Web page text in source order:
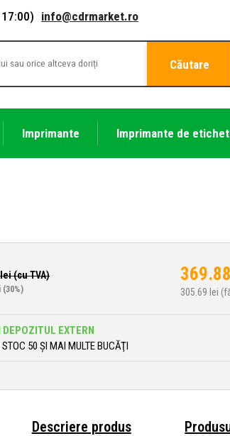
info@cdrmarket.ro
Căutare
Imprimante Imprimante de
(cu TVA)
(30%)
369.88
305.69 lei
DEPOZITUL EXTERN
STOC 50 ȘI MAI MULTE BUCĂŢI
Descriere produs